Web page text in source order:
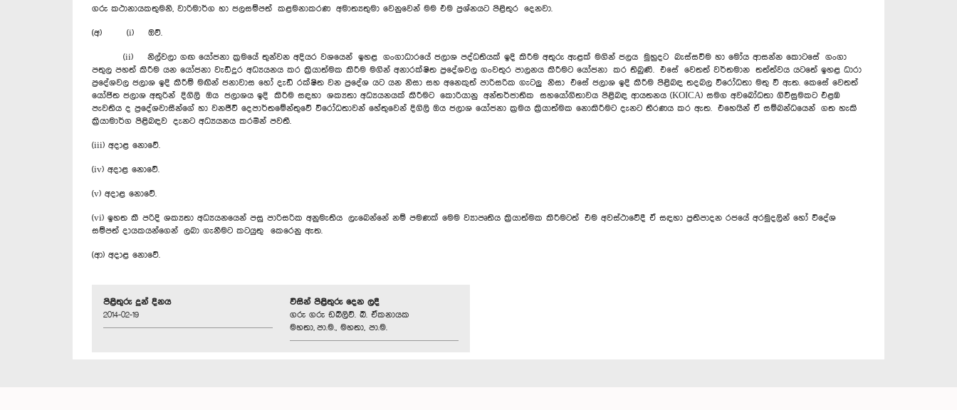
ගරු කථානායකතුමනි, වාරිමාර්ග හා ජලසම්පත් කළමනාකරණ අමාත්‍යතුමා වෙනුවෙන් මම එම ප්‍රශ්නයට පිළිතුර දෙනවා.
(අ) (i) ඔව්.
(ii) නිල්වලා ගඟ යෝජනා ක්‍රමයේ තුන්වන අදියර වශයෙන් ඉහළ ගංගාධාරයේ ජලාශ පද්ධතියක් ඉදි කිරීම අතුරු ඇළක් මගින් ජලය මුහුදට බැස්සවීම හා මෝය ආසන්න කො‍ටසේ ගංගා
පතුල පහත් කිරීම යන යෝජනා වැඩිදුර අධ්‍යයනය කර ක්‍රියාත්මක කිරීම මගින් අනාරක්ෂිත ප්‍රදේශවල ගංවතුර පාලනය කිරීමට යෝජනා කර තිබුණි. එසේ වෙතත් වර්තමාන තත්ත්වය යටතේ ඉහළ ධාරා
ප්‍රදේශවල ජලාශ ඉදි කිරීම් මඟින් ජනාවාස හෝ දැඩි රක්ෂිත වන ප්‍රදේශ යට යන නිසා සහ අනෙකුත් පාරිසරික ගැටලු නිසා එසේ ජලාශ ඉදි කිරීම පිළිබඳ තදබල විරෝධතා මතු වී ඇත. කෙසේ වෙතත්
යෝජිත ජලාශ අතුරින් දිගිලි ඔය ජලාශය ඉදි කිරීම සඳහා ශක්‍යතා අධ්‍යයනයක් කිරීමට කොරියානු අන්තර්ජාතික සහයෝගිතාවය පිළිබඳ ආයතනය (KOICA) සමග අවබෝධතා ගිවිසුමකට එළඹ
පැවතිය ද ප්‍රදේශවාසීන්ගේ හා වනජීවි දෙපාර්තමේන්තුවේ විරෝධතාවන් හේතුවෙන් දිගිලි ඔය ජලාශ යෝජනා ක්‍රමය ක්‍රියාත්මක නොකිරීමට දැනට තීරණය කර ඇත. ‍එහෙයින් ඒ සම්බන්ධයෙන් ගත හැකි
ක්‍රියාමාර්ග පිළිබඳව දැනට අධ්‍යයනය කරමින් පවතී.
(iii) අදාළ නොවේ.
(iv) අදාළ නොවේ.
(v) අදාළ නොවේ.
(vi) ඉහත කී පරිදි ශක්‍යතා අධ්‍යයනයෙන් පසු පාරිසරික අනුමැතිය ලැබෙන්නේ නම් පමණක් මෙම ව්‍යාපෘතිය ක්‍රියාත්මක කිරීමටත් එම අවස්ථාවේදී ඒ සඳහා ප්‍රතිපාදන රජයේ අරමුදලින් හෝ විදේශ
සම්පත් දායකයන්ගෙන් ලබා ගැනීමට කටයුතු ‍ කෙරෙනු ඇත.
(ආ) අදාළ නොවේ.
පිළිතුරු දුන් දිනය
2014-02-19
විසින් පිළිතුරු දෙන ලදී
ගරු ගරු ඩබ්ලිව්. බී. ඒකනායක
මහතා, පා.ම., මහතා, පා.ම.